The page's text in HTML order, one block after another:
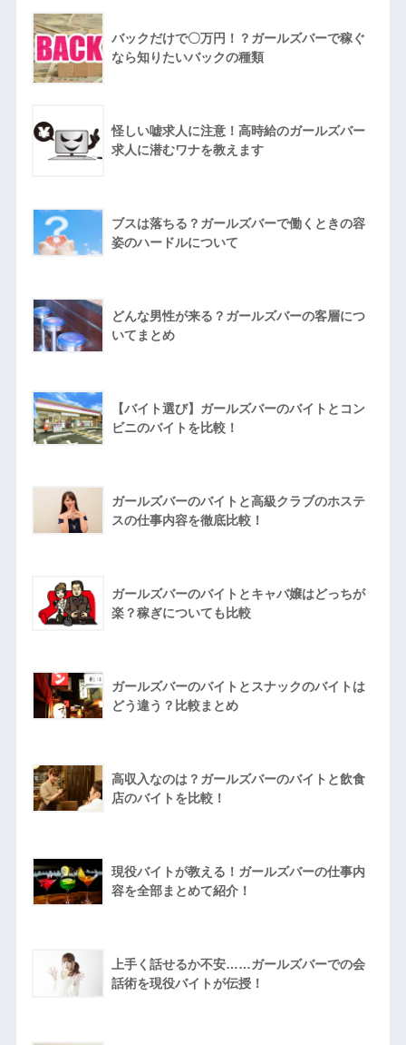
バックだけで〇万円！？ガールズバーで稼ぐ
なら知りたいバックの種類
怪しい嘘求人に注意！高時給のガールズバー
求人に潜むワナを教えます
ブスは落ちる？ガールズバーで働くときの容
姿のハードルについて
どんな男性が来る？ガールズバーの客層につ
いてまとめ
【バイト選び】ガールズバーのバイトとコン
ビニのバイトを比較！
ガールズバーのバイトと高級クラブのホステ
スの仕事内容を徹底比較！
ガールズバーのバイトとキャバ嬢はどっちが
楽？稼ぎについても比較
ガールズバーのバイトとスナックのバイトは
どう違う？比較まとめ
高収入なのは？ガールズバーのバイトと飲食
店のバイトを比較！
現役バイトが教える！ガールズバーの仕事内
容を全部まとめて紹介！
上手く話せるか不安……ガールズバーでの会
話術を現役バイトが伝授！